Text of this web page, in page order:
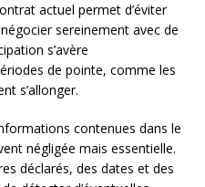
actuel permet d’éviter
sereinement avec de
s’avère
de pointe, comme les
s’allonger.
contenues dans le
négligée mais essentielle.
déclarés, des dates et des